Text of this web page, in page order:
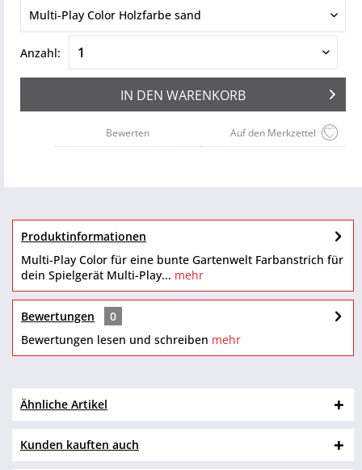
Anzahl:
IN DEN WARENKORB
Auf den Merkzettel
Bewerten
Produktinformationen
Multi-Play Color für eine bunte Gartenwelt Farbanstrich für
dein Spielgerät Multi-Play... mehr
Bewertungen
0
Bewertungen lesen und schreiben mehr
Ähnliche Artikel
Kunden kauften auch